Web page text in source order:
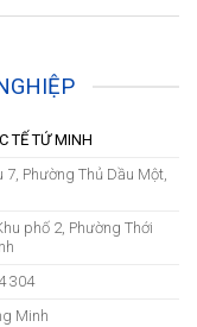
TẾ TỨ MINH
Phường Thủ Dầu Một,
phố 2, Phường Thới
304
Minh